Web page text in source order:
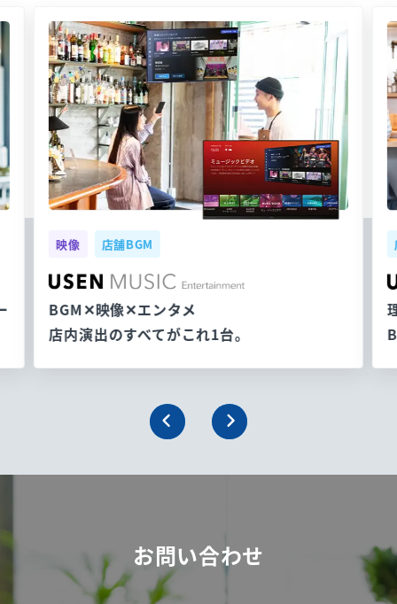
映像 店舗BGM
BGM✕映像✕エンタメ
店内演出のすべてがこれ1台。
お問い合わせ